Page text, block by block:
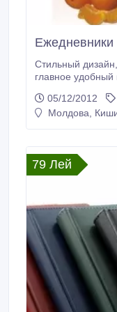
Стильный дизайн, надёжная прошивка, понятный, а
главное
картой Молдовы, удобным календарём на 2013 и
2014 года, телефонный указатель, список отелей,
тоже время
05/12/2012
Молдова,
79 Лей